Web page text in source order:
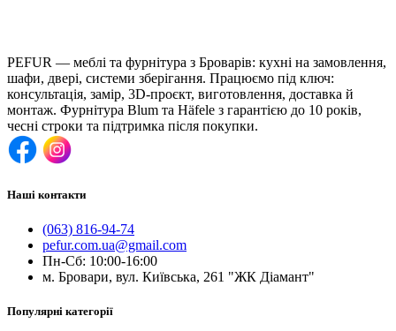
PEFUR — меблі та фурнітура з Броварів: кухні на замовлення,
шафи, двері, системи зберігання. Працюємо під ключ:
консультація, замір, 3D-проєкт, виготовлення, доставка й
монтаж. Фурнітура Blum та Häfele з гарантією до 10 років,
чесні строки та підтримка після покупки.
Наші контакти
(063) 816-94-74
pefur.com.ua@gmail.com
Пн-Сб: 10:00-16:00
м. Бровари, вул. Київська, 261 "ЖК Діамант"
Популярні категорії